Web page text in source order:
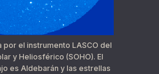
por el instrumento LASCO del
y Heliosférico (SOHO). El
es Aldebarán y las estrellas